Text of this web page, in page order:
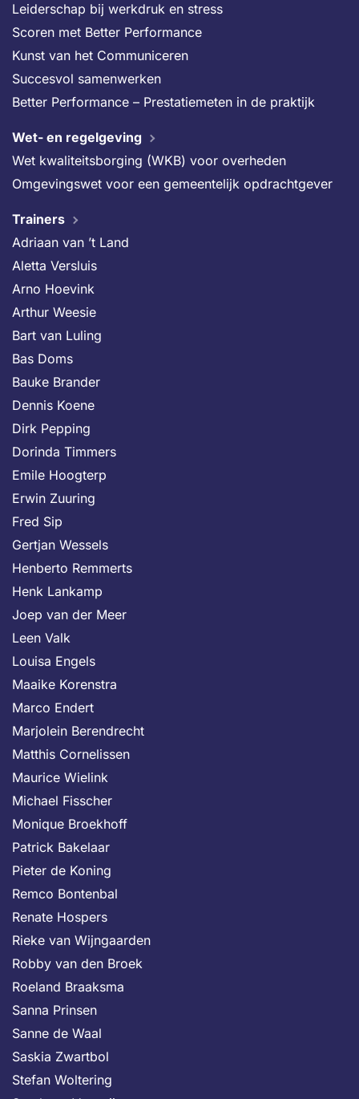
Leiderschap bij werkdruk en stress
Scoren met Better Performance
Kunst van het Communiceren
Succesvol samenwerken
Better Performance – Prestatiemeten in de praktijk
Wet- en regelgeving
Wet kwaliteitsborging (WKB) voor overheden
Omgevingswet voor een gemeentelijk opdrachtgever
Trainers
Adriaan van ’t Land
Aletta Versluis
Arno Hoevink
Arthur Weesie
Bart van Luling
Bas Doms
Bauke Brander
Dennis Koene
Dirk Pepping
Dorinda Timmers
Emile Hoogterp
Erwin Zuuring
Fred Sip
Gertjan Wessels
Henberto Remmerts
Henk Lankamp
Joep van der Meer
Leen Valk
Louisa Engels
Maaike Korenstra
Marco Endert
Marjolein Berendrecht
Matthis Cornelissen
Maurice Wielink
Michael Fisscher
Monique Broekhoff
Patrick Bakelaar
Pieter de Koning
Remco Bontenbal
Renate Hospers
Rieke van Wijngaarden
Robby van den Broek
Roeland Braaksma
Sanna Prinsen
Sanne de Waal
Saskia Zwartbol
Stefan Woltering